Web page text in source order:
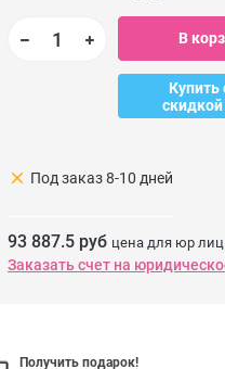
В
Купить
скидкой
clear Под заказ 8-10 дней
93 887.5 руб цена для юр
Заказать счет на
Получить подарок!